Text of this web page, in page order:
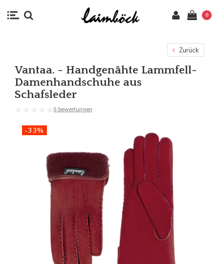
0
Zurück
Vantaa. - Handgenähte Lammfell-
Damenhandschuhe aus
Schafsleder
0 bewertungen
-33%